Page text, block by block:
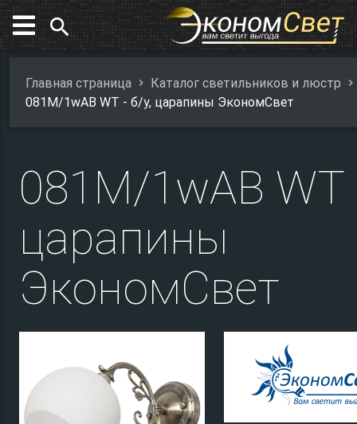
search
Главная страница
Каталог светильников и люстр
081M/1wAB WT - б/у, царапины ЭкономСвет
081M/1wAB WT
царапины
ЭкономСвет